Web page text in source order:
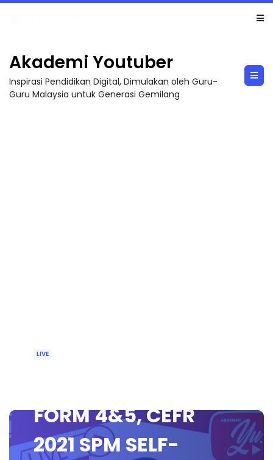
Akademi Youtuber
Inspirasi Pendidikan Digital, Dimulakan oleh Guru-
Guru Malaysia untuk Generasi Gemilang
LIVE
FORM 4&5, CEFR
2021 SPM SELF-